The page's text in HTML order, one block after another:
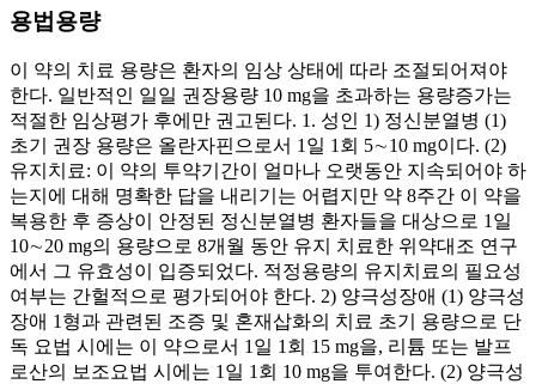
용법용량
이 약의 치료 용량은 환자의 임상 상태에 따라 조절되어져야
한다. 일반적인 일일 권장용량 10 mg을 초과하는 용량증가는
적절한 임상평가 후에만 권고된다. 1. 성인 1) 정신분열병 (1)
초기 권장 용량은 올란자핀으로서 1일 1회 5∼10 mg이다. (2)
유지치료: 이 약의 투약기간이 얼마나 오랫동안 지속되어야 하
는지에 대해 명확한 답을 내리기는 어렵지만 약 8주간 이 약을
복용한 후 증상이 안정된 정신분열병 환자들을 대상으로 1일
10∼20 mg의 용량으로 8개월 동안 유지 치료한 위약대조 연구
에서 그 유효성이 입증되었다. 적정용량의 유지치료의 필요성
여부는 간헐적으로 평가되어야 한다. 2) 양극성장애 (1) 양극성
장애 1형과 관련된 조증 및 혼재삽화의 치료 초기 용량으로 단
독 요법 시에는 이 약으로서 1일 1회 15 mg을, 리튬 또는 발프
로산의 보조요법 시에는 1일 1회 10 mg을 투여한다. (2) 양극성